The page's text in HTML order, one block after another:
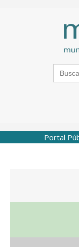
Search
for:
Portal